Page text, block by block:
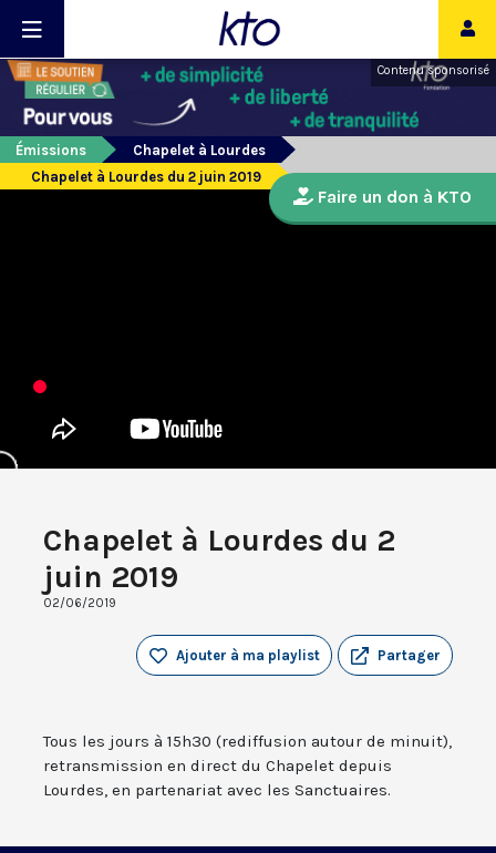
Contenu sponsorisé
Émissions
Chapelet à Lourdes
Chapelet à Lourdes du 2 juin 2019
Chapelet à Lourdes du 2
juin 2019
02/06/2019
Partager
Ajouter à ma playlist
Tous les jours à 15h30 (rediffusion autour de minuit),
retransmission en direct du Chapelet depuis
Lourdes, en partenariat avec les Sanctuaires.
Faire un don à KTO